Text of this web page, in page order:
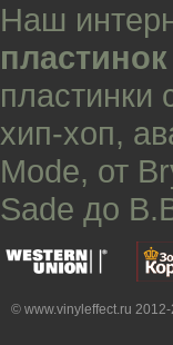
Наш
пластинок
хип-хоп,
Mode, от
Sade до
© www.vinyleffect.ru